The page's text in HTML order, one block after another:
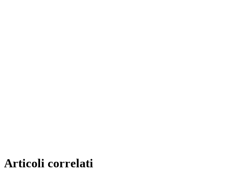
Articoli correlati